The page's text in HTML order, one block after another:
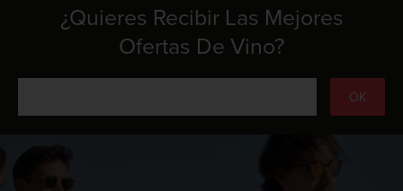
¿Quieres Recibir Las Mejores
Ofertas De Vino?